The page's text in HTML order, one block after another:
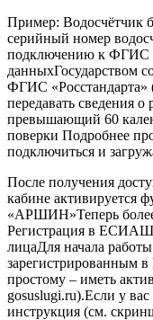
Пример: Водосчётчик
серийный номер
подключению к ФГИС
данныхГосударством
ФГИС
передавать сведения о
превышающий 60
поверки Подробнее
подключиться и
После получения
кабине активируется
«АРШИН»Теперь
Регистрация в
лицаДля начала
зарегистрированным
простому – иметь
gosuslugi.ru).Если у
инструкция (см.